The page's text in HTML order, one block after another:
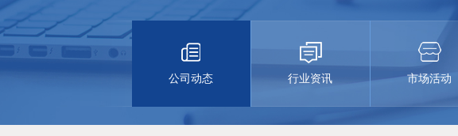
公司动态 行业资讯 市场活动